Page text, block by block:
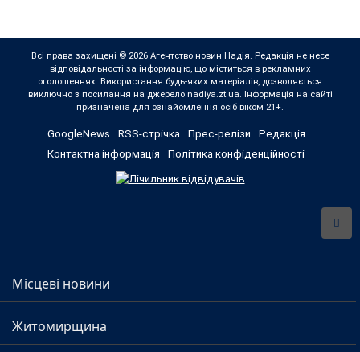
Всі права захищені © 2026 Агентство новин Надія. Редакція не несе
відповідальності за інформацію, що міститься в рекламних
оголошеннях. Використання будь-яких матеріалів, дозволяється
виключно з посилання на джерело nadiya.zt.ua. Інформація на сайті
призначена для ознайомлення осіб віком 21+.
GoogleNews RSS-стрічка Прес-релізи
Редакція
Контактна інформація
Політика конфіденційності
Місцеві новини
Житомирщина